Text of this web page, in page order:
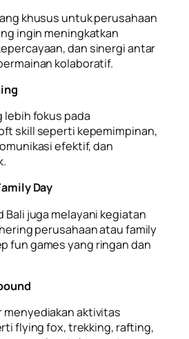
khusus untuk perusahaan
ingin meningkatkan
dan sinergi antar
kolaboratif.
fokus pada
skill seperti kepemimpinan,
efektif, dan
Day
juga melayani kegiatan
perusahaan atau family
fun games yang ringan dan
menyediakan aktivitas
flying fox, trekking, rafting,